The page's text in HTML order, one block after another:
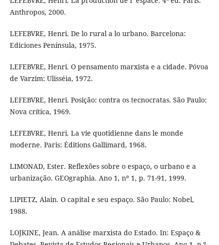
Anthropos, 2000.
LEFEBVRE, Henri. De lo rural a lo urbano. Barcelona:
Ediciones Península, 1975.
LEFEBVRE, Henri. O pensamento marxista e a cidade. Póvoa
de Varzim: Ulisséia, 1972.
LEFEBVRE, Henri. Posição: contra os tecnocratas. São Paulo:
Nova crítica, 1969.
LEFEBVRE, Henri. La vie quotidienne dans le monde
moderne. Paris: Éditions Gallimard, 1968.
LIMONAD, Ester. Reflexões sobre o espaço, o urbano e a
urbanização. GEOgraphia. Ano 1, nº 1, p. 71-91, 1999.
LIPIETZ, Alain. O capital e seu espaço. São Paulo: Nobel,
1988.
LOJKINE, Jean. A análise marxista do Estado. In: Espaço &